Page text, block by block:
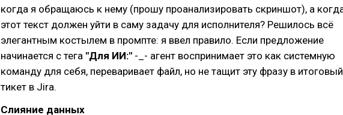
когда я обращаюсь к нему (прошу проанализировать скриншот), а
этот текст должен уйти в саму задачу для исполнителя? Решилось всё
элегантным костылем в промпте: я ввел правило. Если предложение
начинается с тега "Для ИИ:" -_- агент воспринимает это как системную
команду для себя, переваривает файл, но не тащит эту фразу в итоговый
тикет в Jira.
Слияние данных